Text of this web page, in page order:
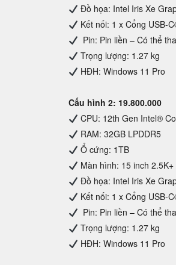
Đồ họa: Intel Iris Xe
Kết nối: 1 x Cổng USB-
Pin: Pin liền – Có thể
Trọng lượng: 1.27 kg
HĐH: Windows 11 Pro
Cấu hình 2: 19.800.000
CPU: 12th Gen Intel®
RAM: 32GB LPDDR5
Ổ cứng: 1TB
Màn hình: 15 inch
Đồ họa: Intel Iris Xe
Kết nối: 1 x Cổng USB-
Pin: Pin liền – Có thể
Trọng lượng: 1.27 kg
HĐH: Windows 11 Pro